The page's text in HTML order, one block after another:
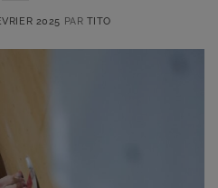
2025 PAR TITO